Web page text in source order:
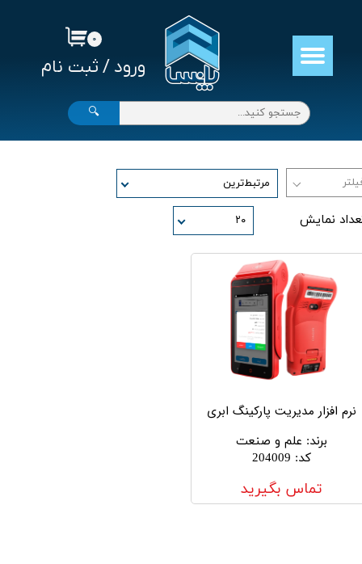
ورود / ثبت نام
حساب کاربری من
تغییر گذر واژه
سفارشات
خروج از حساب کاربری
۰
🔍
مرتبط‌ترین
نمایش ۲۰
نرم افزار مدیریت پارکینگ ابری
برند: علم و صنعت
کد:
204009
تماس بگیرید